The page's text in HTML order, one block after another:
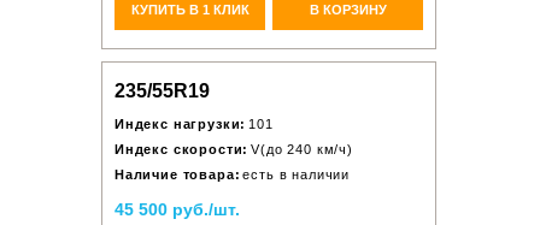
КУПИТЬ В 1 КЛИК В КОРЗИНУ
235/55R19
Индекс нагрузки: 101
Индекс скорости: V(до 240 км/ч)
Наличие товара: есть в наличии
45 500 руб./шт.